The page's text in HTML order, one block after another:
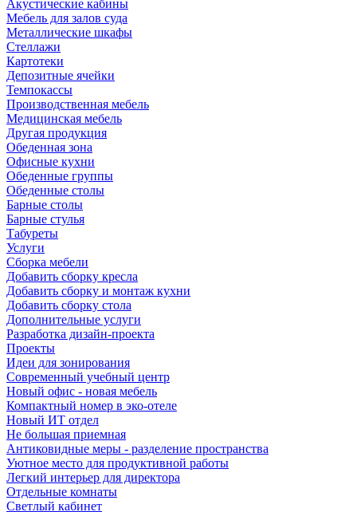
Акустические кабины
Мебель для залов суда
Металлические шкафы
Стеллажи
Картотеки
Депозитные ячейки
Темпокассы
Производственная мебель
Медицинская мебель
Другая продукция
Обеденная зона
Офисные кухни
Обеденные группы
Обеденные столы
Барные столы
Барные стулья
Табуреты
Услуги
Сборка мебели
Добавить сборку кресла
Добавить сборку и монтаж кухни
Добавить сборку стола
Дополнительные услуги
Разработка дизайн-проекта
Проекты
Идеи для зонирования
Современный учебный центр
Новый офис - новая мебель
Компактный номер в эко-отеле
Новый ИТ отдел
Не большая приемная
Антиковидные меры - разделение пространства
Уютное место для продуктивной работы
Легкий интерьер для директора
Отдельные комнаты
Светлый кабинет